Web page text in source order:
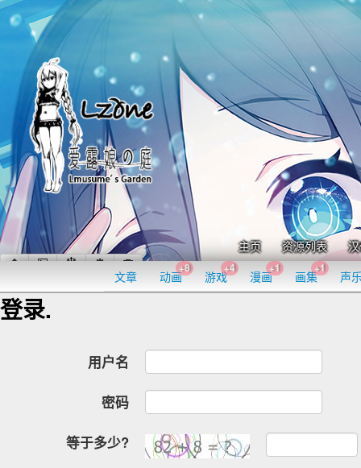
主页 资源列表
文章 动画
+8
游戏
+4
漫画
+1
画集
+1
声
登录.
用户名
密码
等于多少?